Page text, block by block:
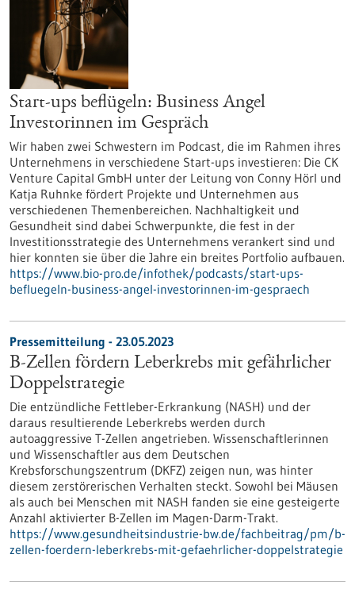
Start-ups beflügeln: Business Angel
Investorinnen im Gespräch
Wir haben zwei Schwestern im Podcast, die im Rahmen ihres
Unternehmens in verschiedene Start-ups investieren: Die CK
Venture Capital GmbH unter der Leitung von Conny Hörl und
Katja Ruhnke fördert Projekte und Unternehmen aus
verschiedenen Themenbereichen. Nachhaltigkeit und
Gesundheit sind dabei Schwerpunkte, die fest in der
Investitionsstrategie des Unternehmens verankert sind und
hier konnten sie über die Jahre ein breites Portfolio aufbauen.
https://www.bio-pro.de/infothek/podcasts/start-ups-
befluegeln-business-angel-investorinnen-im-gespraech
Pressemitteilung - 23.05.2023
B-Zellen fördern Leberkrebs mit gefährlicher
Doppelstrategie
Die entzündliche Fettleber-Erkrankung (NASH) und der
daraus resultierende Leberkrebs werden durch
autoaggressive T-Zellen angetrieben. Wissenschaftlerinnen
und Wissenschaftler aus dem Deutschen
Krebsforschungszentrum (DKFZ) zeigen nun, was hinter
diesem zerstörerischen Verhalten steckt. Sowohl bei Mäusen
als auch bei Menschen mit NASH fanden sie eine gesteigerte
Anzahl aktivierter B-Zellen im Magen-Darm-Trakt.
https://www.gesundheitsindustrie-bw.de/fachbeitrag/pm/b-
zellen-foerdern-leberkrebs-mit-gefaehrlicher-doppelstrategie